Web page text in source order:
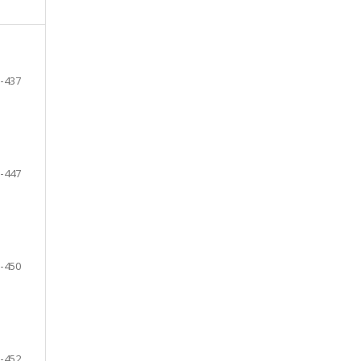
437
447
450